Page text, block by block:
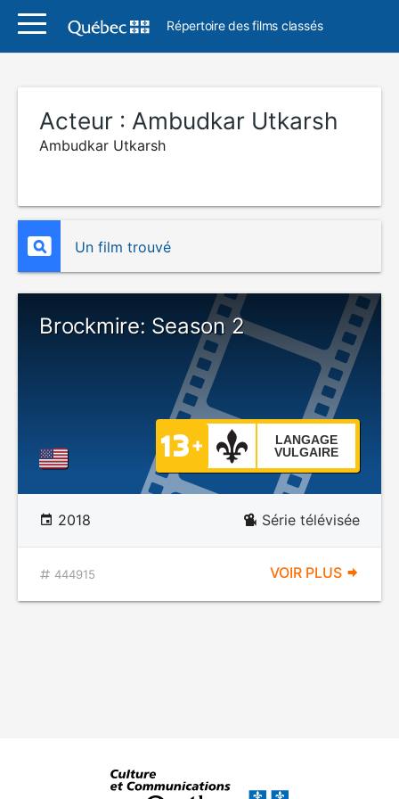
Répertoire des films classés
Acteur : Ambudkar Utkarsh
Ambudkar Utkarsh
Un film trouvé
Brockmire: Season 2
LANGAGE
VULGAIRE
2018 Série télévisée
444915 VOIR PLUS